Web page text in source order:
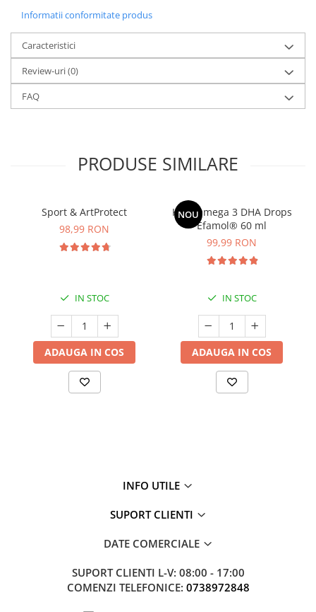
Informatii conformitate produs
Caracteristici
Review-uri(0)
FAQ
PRODUSE SIMILARE
Sport & ArtProtect
98,99 RON
IN STOC
ADAUGA IN COS
NOU
Kids Omega 3 DHA Drops
Efamol® 60 ml
99,99 RON
IN STOC
ADAUGA IN COS
INFO UTILE
SUPORT CLIENTI
DATE COMERCIALE
SUPORT CLIENTI L-V: 08:00 - 17:00
COMENZI TELEFONICE: 0738972848